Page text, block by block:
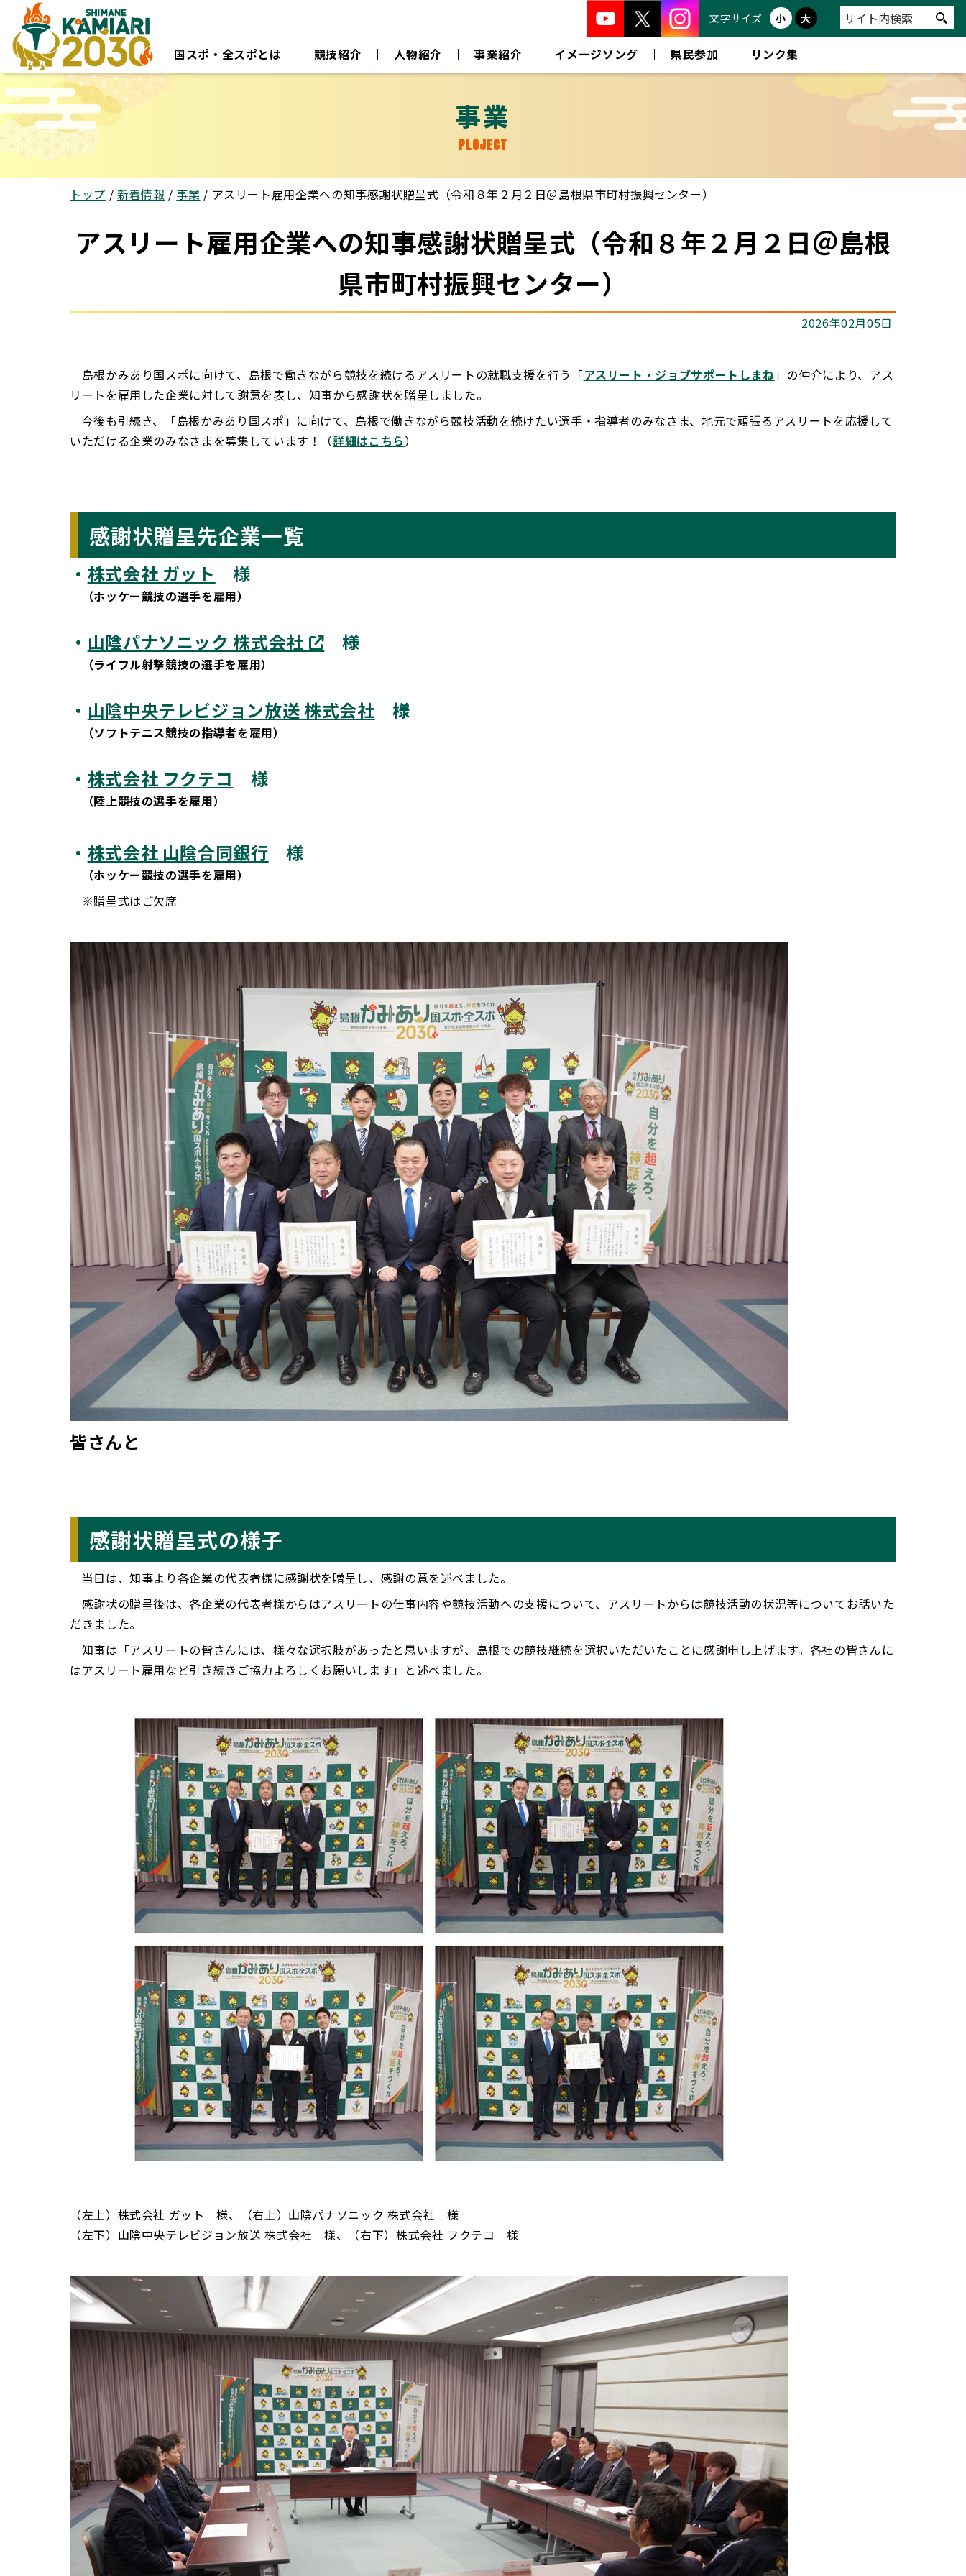
このページの本文へ
文字サイズ 小 大
国スポ・全スポとは 競技紹介 人物紹介 事業紹介 イメージソング 県民参加 リンク集
事業
PLOJECT
現
在
位
置：
トップ / 新着情報 / 事業 / アスリート雇用企業への知事感謝状贈呈式（令和８年２月２日＠島根県市町村振興センター）
アスリート雇用企業への知事感謝状贈呈式（令和８年２月２日＠島根
県市町村振興センター）
2026年02月05日
島根かみあり国スポに向けて、島根で働きながら競技を続けるアスリートの就職支援を行う「アスリート・ジョブサポートしまね」の仲介により、アス
リートを雇用した企業に対して謝意を表し、知事から感謝状を贈呈しました。
今後も引続き、「島根かみあり国スポ」に向けて、島根で働きながら競技活動を続けたい選手・指導者のみなさま、地元で頑張るアスリートを応援して
いただける企業のみなさまを募集しています！（詳細はこちら）
感謝状贈呈先企業一覧
・ 株式会社 ガット 様
（ホッケー競技の選手を雇用）
・ 山陰パナソニック 株式会社 様
（ライフル射撃競技の選手を雇用）
・ 山陰中央テレビジョン放送 株式会社様
（ソフトテニス競技の指導者を雇用）
・ 株式会社 フクテコ 様
（陸上競技の選手を雇用）
・ 株式会社 山陰合同銀行 様
（ホッケー競技の選手を雇用）
※贈呈式はご欠席
皆さんと
感謝状贈呈式の様子
当日は、知事より各企業の代表者様に感謝状を贈呈し、感謝の意を述べました。
感謝状の贈呈後は、各企業の代表者様からはアスリートの仕事内容や競技活動への支援について、アスリートからは競技活動の状況等についてお話いた
だきました。
知事は「アスリートの皆さんには、様々な選択肢があったと思いますが、島根での競技継続を選択いただいたことに感謝申し上げます。各社の皆さんに
はアスリート雇用など引き続きご協力よろしくお願いします」と述べました。
（左上）株式会社 ガット 様、（右上）山陰パナソニック 株式会社 様
（左下）山陰中央テレビジョン放送 株式会社 様、（右下）株式会社 フクテコ 様